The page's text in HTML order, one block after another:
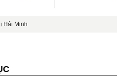
Hải Minh